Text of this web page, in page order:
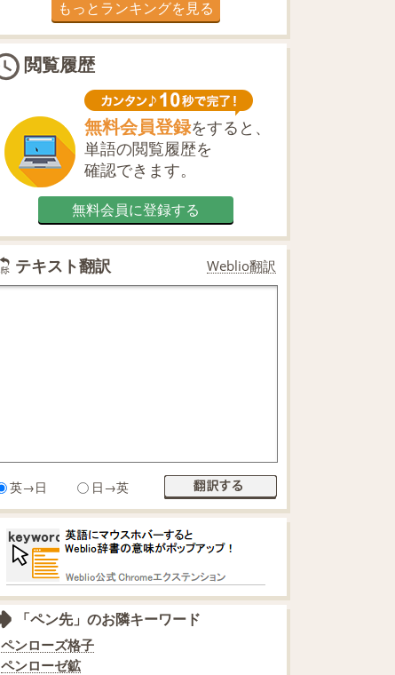
もっとランキングを見る
閲覧履歴
無料会員登録をすると、
単語の閲覧履歴を
確認できます。
無料会員に登録する
テキスト翻訳 Weblio翻訳
英→日 日→英
「ペン先」のお隣キーワード
ペンローズ格子
ペンローゼ鉱